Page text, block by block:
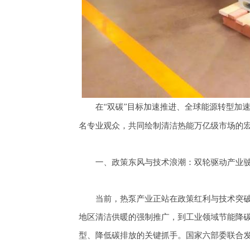
在“双碳”目标加速推进、全球能源转型加
名专业观众，共同绘制清洁热能万亿级市场的
一、政策东风与技术浪潮：双轮驱动产业
当前，热泵产业正站在政策红利与技术突
地区清洁供暖的强制推广，到工业领域节能降
型、降低碳排放的关键抓手。国家六部委联合